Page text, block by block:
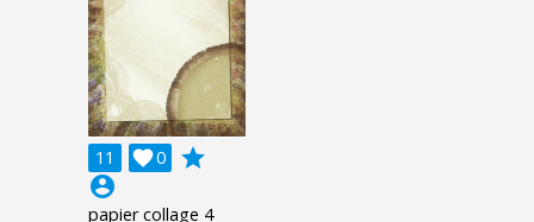
11 0

grade
account_circle
papier collage 4